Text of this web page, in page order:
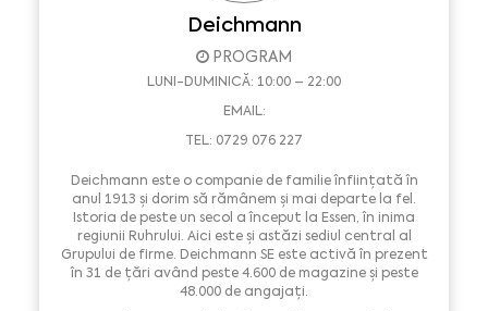
Deichmann
PROGRAM
LUNI-DUMINICĂ: 10:00 – 22:00
EMAIL:
TEL: 0729 076 227
Deichmann este o companie de familie înființată în
anul 1913 și dorim să rămânem și mai departe la fel.
Istoria de peste un secol a început la Essen, în inima
regiunii Ruhrului. Aici este și astăzi sediul central al
Grupului de firme. Deichmann SE este activă în prezent
în 31 de țări având peste 4.600 de magazine și peste
48.000 de angajați.